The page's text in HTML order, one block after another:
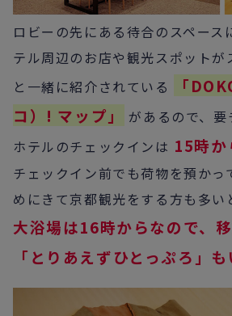
ロビーの先にある待合のスペース
テル周辺のお店や観光スポットが
と一緒に紹介されている
「
コ）! マップ」
があるので、要
ホテルのチェックインは 15時か
チェックイン前でも荷物を預かっ
めにきて京都観光をする方も多い
大浴場は16時からなので、
「とりあえずひとっぷろ」